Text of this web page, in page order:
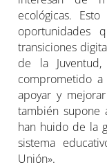
ecológicas.
oportunidades
transiciones
de la
comprometido
apoyar y
también supone
han huido de la
sistema
Unión».